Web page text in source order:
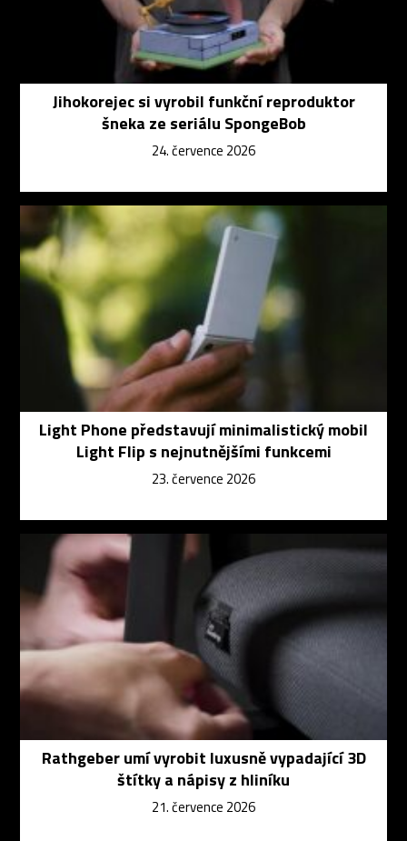
Jihokorejec si vyrobil funkční reproduktor
šneka ze seriálu SpongeBob
24. července 2026
Light Phone představují minimalistický mobil
Light Flip s nejnutnějšími funkcemi
23. července 2026
Rathgeber umí vyrobit luxusně vypadající 3D
štítky a nápisy z hliníku
21. července 2026